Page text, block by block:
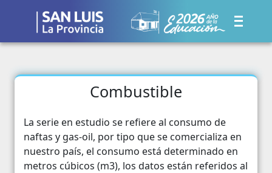
Combustible
La serie en estudio se refiere al consumo de
naftas y gas-oil, por tipo que se comercializa en
nuestro país, el consumo está determinado en
metros cúbicos (m3), los datos están referidos al